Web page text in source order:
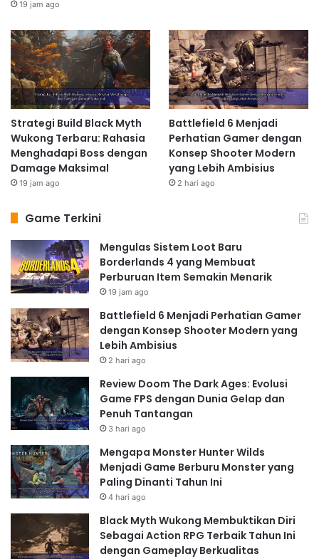
19 jam ago
Strategi Build Black Myth
Wukong Terbaru: Rahasia
Menghadapi Boss dengan
Damage Maksimal
19 jam ago
Battlefield 6 Menjadi
Perhatian Gamer dengan
Konsep Shooter Modern
yang Lebih Ambisius
2 hari ago
Game Terkini
Mengulas Sistem Loot Baru
Borderlands 4 yang Membuat
Perburuan Item Semakin Menarik
19 jam ago
Battlefield 6 Menjadi Perhatian Gamer
dengan Konsep Shooter Modern yang
Lebih Ambisius
2 hari ago
Review Doom The Dark Ages: Evolusi
Game FPS dengan Dunia Gelap dan
Penuh Tantangan
3 hari ago
Mengapa Monster Hunter Wilds
Menjadi Game Berburu Monster yang
Paling Dinanti Tahun Ini
4 hari ago
Black Myth Wukong Membuktikan Diri
Sebagai Action RPG Terbaik Tahun Ini
dengan Gameplay Berkualitas